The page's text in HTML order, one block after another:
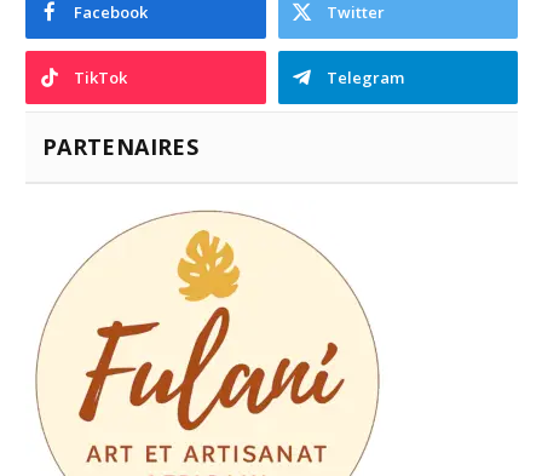
Facebook Twitter
TikTok Telegram
PARTENAIRES